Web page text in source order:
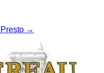
Presto →